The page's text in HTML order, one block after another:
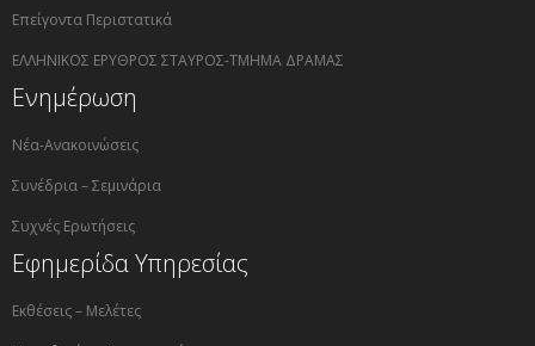
Επείγοντα Περιστατικά
ΕΛΛΗΝΙΚΟΣ ΕΡΥΘΡΟΣ ΣΤΑΥΡΟΣ-ΤΜΗΜΑ ΔΡΑΜΑΣ
Ενημέρωση
Νέα-Ανακοινώσεις
Συνέδρια – Σεμινάρια
Συχνές Ερωτήσεις
Εφημερίδα Υπηρεσίας
Εκθέσεις – Μελέτες